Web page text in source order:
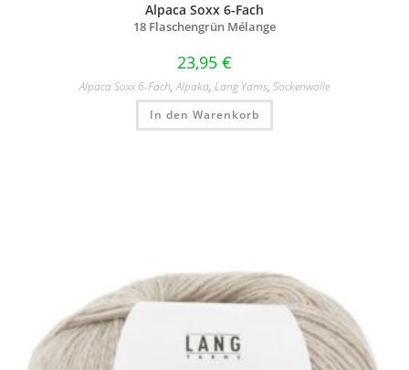
Alpaca Soxx 6-Fach
18 Flaschengrün Mélange
23,95 €
Alpaca Soxx 6-Fach,Alpaka, Lang Yarns, Sockenwolle
In den Warenkorb